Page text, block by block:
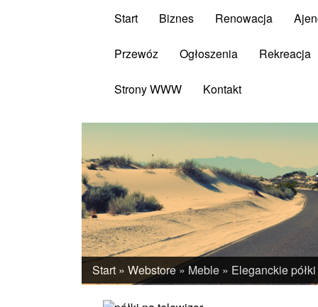
Start Biznes Renowacja
Przewóz Ogłoszenia Rekreacja
Strony WWW Kontakt
Start » Webstore» Meble » Eleganckie